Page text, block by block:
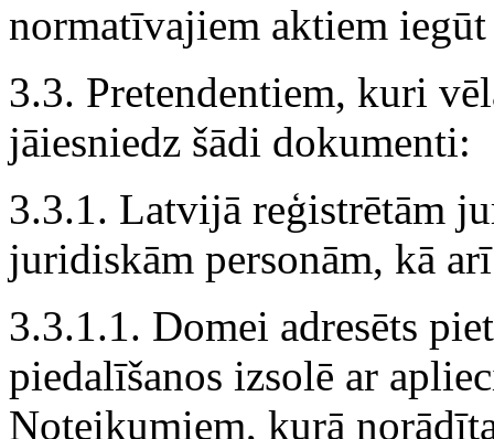
normatīvajiem aktiem
3.3. Pretendentiem, kuri
jāiesniedz šādi dokumenti:
3.3.1. Latvijā reģistrētām
juridiskām personām, kā
3.3.1.1. Domei adresēts
piedalīšanos izsolē ar
Noteikumiem, kurā